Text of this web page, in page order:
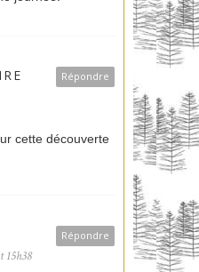
Répondre
cette découverte
Répondre
15h38